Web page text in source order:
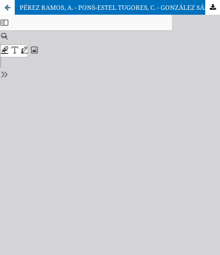
PÉREZ RAMOS, A. - PONS-ESTEL TUGORES, C. - GONZÁLEZ SÁNCHEZ, M., Patología del consentimiento matrimonial. Rota Romana: Jurisprudencia 1990-2005